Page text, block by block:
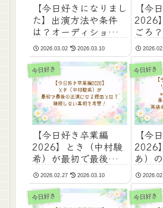
【今日好きになりまし
た】出演方法や条件
は？オーディションの
有無や参加にお金がか
かるかもチェック！
2026.03.02 2026.03.10
【今
2026
ごろ
チェ
今日好き
【今日好き卒業編
2026】とき（中村駿
希）が最初で最後の出
演になる理由とは？継
続しない真相を考察！
2026.02.27 2026.03.10
今日好き
【今
2026
あ）
ル！
道？
噂も
今日好き 今日好き